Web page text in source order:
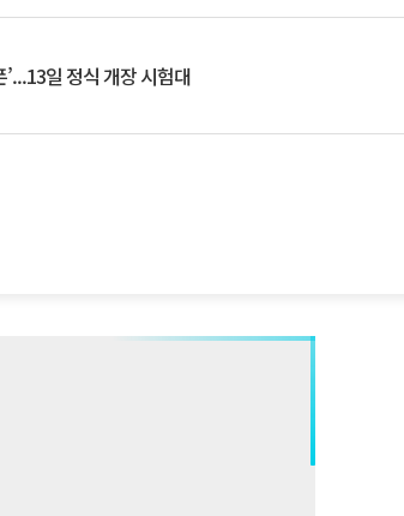
일 정식 개장 시험대